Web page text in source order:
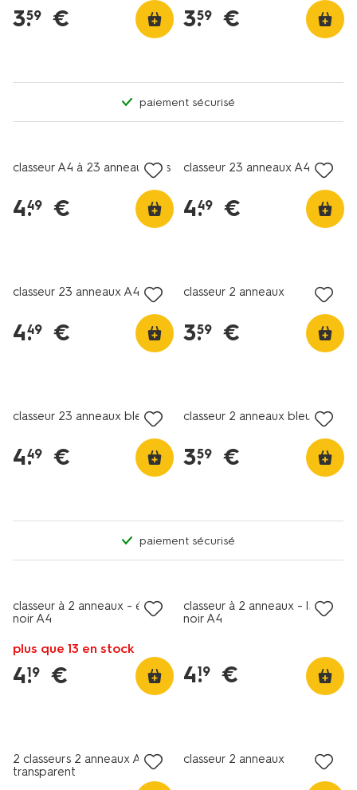
3.
59 € 3.
59 €
paiement sécurisé
classeur A4 à 23 anneaux lilas
4.
49 €
classeur 23 anneaux A4 bleu
4.
49 €
classeur 23 anneaux A4 rose
4.
49 €
classeur 2 anneaux
3.
59 €
classeur 23 anneaux bleu
4.
49 €
classeur 2 anneaux bleu
3.
59 €
paiement sécurisé
classeur à 2 anneaux - étroit
noir A4
plus que 13 en stock
4.
19 €
classeur à 2 anneaux - large
noir A4
4.
19 €
2 classeurs 2 anneaux A4
transparent
classeur 2 anneaux